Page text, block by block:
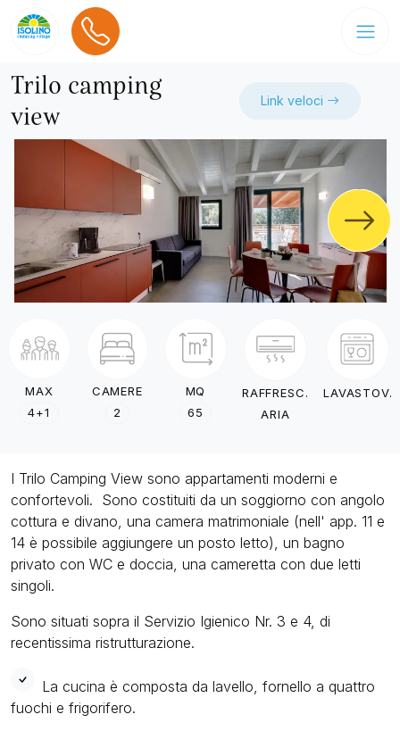
Trilo camping
view
Link veloci
MAX
4+1
CAMERE
2
MQ
65
RAFFRESC.
ARIA
LAVASTOV.
I Trilo Camping View sono appartamenti moderni e
confortevoli. Sono costituiti da un soggiorno con angolo
cottura e divano, una camera matrimoniale (nell' app. 11 e
14 è possibile aggiungere un posto letto), un bagno
privato con WC e doccia, una cameretta con due letti
singoli.
Sono situati sopra il Servizio Igienico Nr. 3 e 4, di
recentissima ristrutturazione.
La cucina è composta da lavello, fornello a quattro
fuochi e frigorifero.